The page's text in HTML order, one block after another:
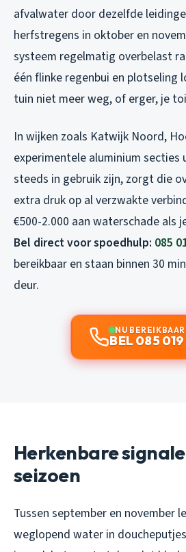
afvalwater door dezelfde
herfstregens in oktober en
systeem regelmatig overbelast
één flinke regenbui en plotseling
tuin niet meer weg, of erger, je
In wijken zoals Katwijk Noord,
experimentele aluminium secties
steeds in gebruik zijn, zorgt die
extra druk op al verzwakte
€500-2.000 aan waterschade als
Bel direct voor spoedhulp: 085
bereikbaar en staan binnen 30
deur.
NU BEREIKBAAR
BEL 085 019
Herkenbare
seizoen
Tussen september en november
weglopend water in